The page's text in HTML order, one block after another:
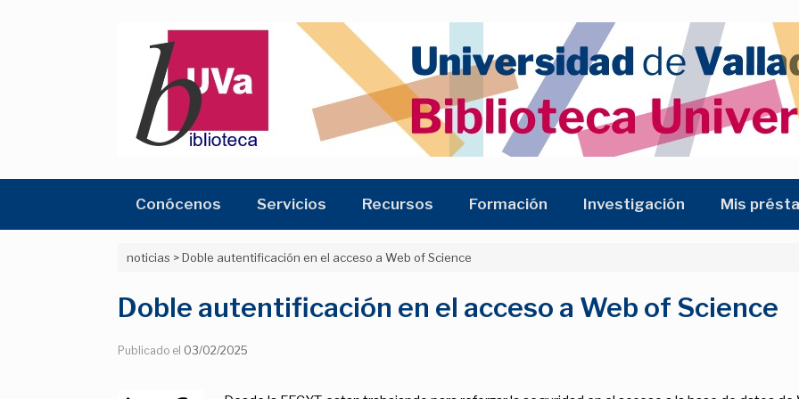
Conócenos Servicios Recursos Formación Investigación Mis
noticias >Doble autentificación en el acceso a Web of Science
Doble autentificación en el acceso a Web of Science
Publicado el 03/02/2025